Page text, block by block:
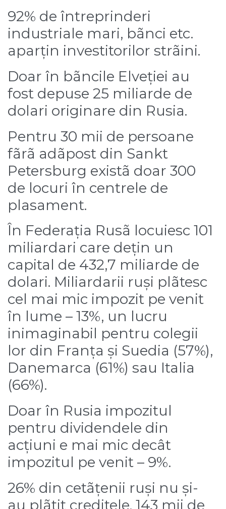
92% de întreprinderi
industriale mari, bãnci etc.
aparțin investitorilor strãini.
Doar în bãncile Elveției au
fost depuse 25 miliarde de
dolari originare din Rusia.
Pentru 30 mii de persoane
fãrã adãpost din Sankt
Petersburg existã doar 300
de locuri în centrele de
plasament.
În Federația Rusã locuiesc 101
miliardari care dețin un
capital de 432,7 miliarde de
dolari. Miliardarii ruși plãtesc
cel mai mic impozit pe venit
în lume – 13%, un lucru
inimaginabil pentru colegii
lor din Franța și Suedia (57%),
Danemarca (61%) sau Italia
(66%).
Doar în Rusia impozitul
pentru dividendele din
acțiuni e mai mic decât
impozitul pe venit – 9%.
26% din cetãțenii ruși nu și-
au plãtit creditele. 143 mii de